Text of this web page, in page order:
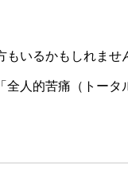
いるかもしれませ
人的苦痛（トータ